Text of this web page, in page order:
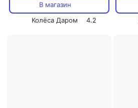
В магазин
Колёса Даром
4.2